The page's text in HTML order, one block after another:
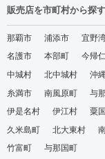
販売店を市町村から探す
那覇市 浦添市 宜野
名護市
本部町 今帰
中城村
北中城村 沖
糸満市
南風原町 与
伊是名村
伊江村 粟
久米島町
北大東村
竹富町
与那国町